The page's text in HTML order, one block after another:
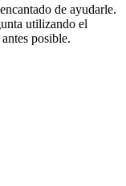
de ayudarle.
utilizando el
posible.